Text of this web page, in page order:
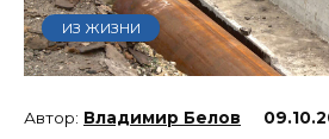
ИЗ ЖИЗНИ
Владимир Белов